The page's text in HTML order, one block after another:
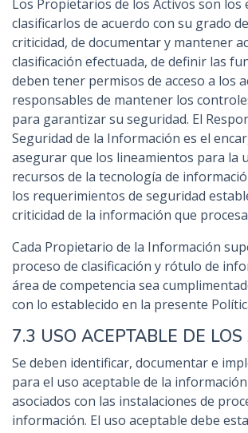
Los Propietarios de los Activos son los
clasificarlos de acuerdo con su grado
criticidad, de documentar y mantener
clasificación efectuada, de definir las
deben tener permisos de acceso a los
responsables de mantener los
para garantizar su seguridad. El
Seguridad de la Información es el
asegurar que los lineamientos para la
recursos de la tecnología de
los requerimientos de seguridad
criticidad de la información que
Cada Propietario de la Información
proceso de clasificación y rótulo de
área de competencia sea
con lo establecido en la presente
7.3 USO ACEPTABLE DE
Se deben identificar, documentar e
para el uso aceptable de la
asociados con las instalaciones de
información. El uso aceptable debe